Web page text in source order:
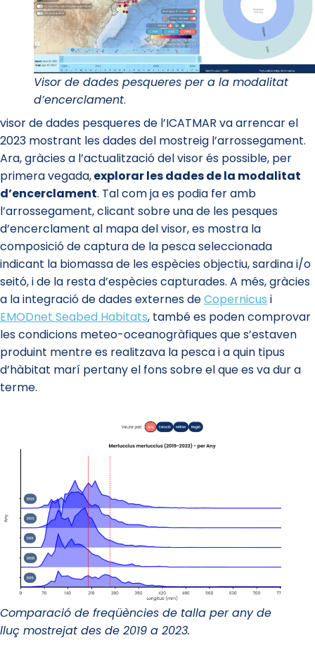
Visor de dades pesqueres per a la modalitat
d’encerclament.
visor de dades pesqueres de l’ICATMAR va arrencar el
2023 mostrant les dades del mostreig l’arrossegament.
Ara, gràcies a l’actualització del visor és possible, per
primera vegada,explorar les dades de la modalitat
d’encerclament. Tal com ja es podia fer amb
l’arrossegament, clicant sobre una de les pesques
d’encerclament al mapa del visor, es mostra la
composició de captura de la pesca seleccionada
indicant la biomassa de les espècies objectiu, sardina i/o
seitó, i de la resta d’espècies capturades. A més, gràcies
a la integració de dades externes deCopernicus i
EMODnet Seabed Habitats, també es poden comprovar
les condicions meteo-oceanogràfiques que s’estaven
produint mentre es realitzava la pesca i a quin tipus
d’hàbitat marí pertany el fons sobre el que es va dur a
terme.
Comparació de freqüències de talla per any de
lluç mostrejat des de 2019 a 2023.